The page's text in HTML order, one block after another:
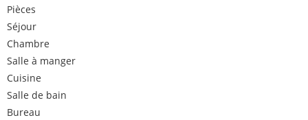
Pièces
Séjour
Chambre
Salle à manger
Cuisine
Salle de bain
Bureau